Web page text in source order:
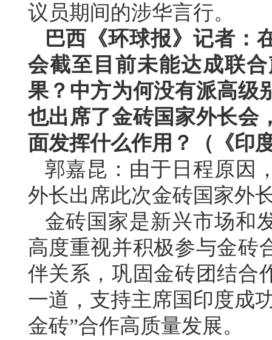
议员期间的涉华言行。
巴西《环球报》记者：
会截至目前未能达成联
果？中方为何没有派高级
也出席了金砖国家外长会
面发挥什么作用？（《印
郭嘉昆：由于日程原因
外长出席此次金砖国家外
金砖国家是新兴市场和
高度重视并积极参与金砖
伴关系，巩固金砖团结合
一道，支持主席国印度成
金砖”合作高质量发展。